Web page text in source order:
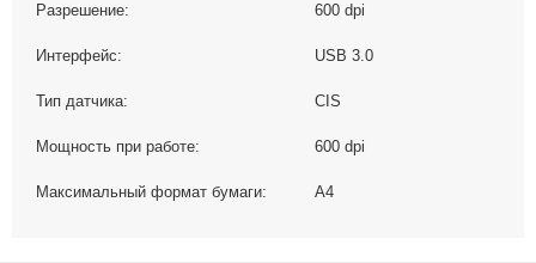
Разрешение: 600 dpi
Интерфейс: USB 3.0
Тип датчика: CIS
Мощность при работе: 600 dpi
Максимальный формат бумаги: А4